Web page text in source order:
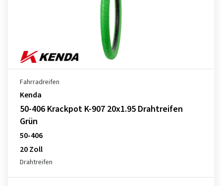
Fahrradreifen
Kenda
50-406 Krackpot K-907 20x1.95 Drahtreifen
Grün
50-406
20 Zoll
Drahtreifen